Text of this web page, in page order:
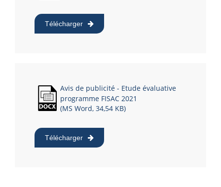
Télécharger
Avis de publicité - Etude évaluative
programme FISAC 2021
(MS Word, 34,54 KB)
Télécharger